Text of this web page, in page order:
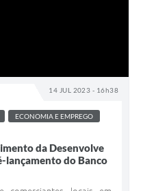
14 JUL 2023 - 16h38
ECONOMIA E EMPREGO
da Desenvolve
lançamento do Banco